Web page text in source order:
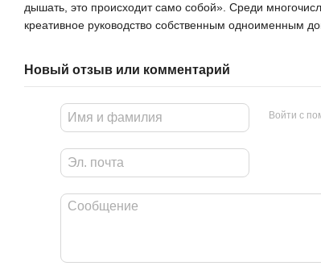
дышать, это происходит само собой». Среди
креативное руководство собственным одноименным
Новый отзыв или комментарий
Войти с